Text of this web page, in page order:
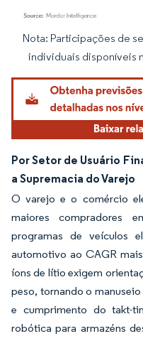
Imagem © Mordor Intelligence. O
Nota: Participações de
individuais disponíveis
Por Setor de Usuário
a Supremacia do Varejo
O varejo e o comércio
maiores compradores
programas de veículos
automotivo ao CAGR
íons de lítio exigem
peso, tornando o
e cumprimento do takt-
robótica para armazéns